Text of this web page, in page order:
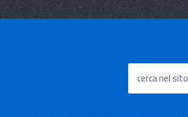
cerca nel sito